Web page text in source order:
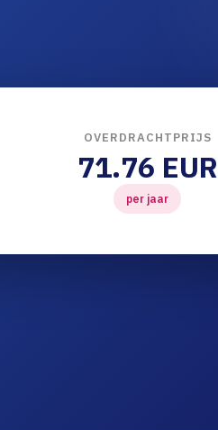
OVERDRACHTPRIJS
71.76 EUR
per jaar